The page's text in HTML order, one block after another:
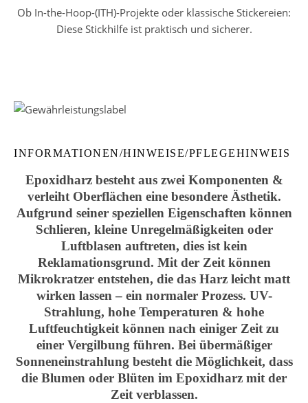
Ob In-the-Hoop-(ITH)-Projekte oder klassische Stickereien:
Diese Stickhilfe ist praktisch und sicherer.
INFORMATIONEN/HINWEISE/PFLEGEHINWEIS
Epoxidharz besteht aus zwei Komponenten &
verleiht Oberflächen eine besondere Ästhetik.
Aufgrund seiner speziellen Eigenschaften können
Schlieren, kleine Unregelmäßigkeiten oder
Luftblasen auftreten, dies ist kein
Reklamationsgrund. Mit der Zeit können
Mikrokratzer entstehen, die das Harz leicht matt
wirken lassen – ein normaler Prozess. UV-
Strahlung, hohe Temperaturen & hohe
Luftfeuchtigkeit können nach einiger Zeit zu
einer Vergilbung führen. Bei übermäßiger
Sonneneinstrahlung besteht die Möglichkeit, dass
die Blumen oder Blüten im Epoxidharz mit der
Zeit verblassen.